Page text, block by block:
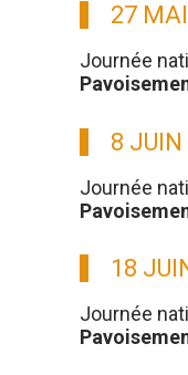
27 MAI
Journée
8 JUIN
Journée
18
Journée